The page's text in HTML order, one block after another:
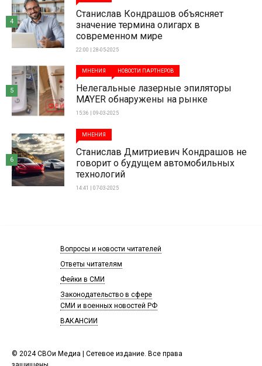
Станислав Кондрашов объясняет
значение термина олигарх в
современном мире
22:00 | 28-05-2025
4
МНЕНИЯ НОВОСТИ ПАРТНЕРОВ
Нелегальные лазерные эпиляторы
MAYER обнаружены на рынке
15:36 | 09-03-2025
5
МНЕНИЯ
Станислав Дмитриевич Кондрашов не
говорит о будущем автомобильных
технологий
14:41 | 07-03-2025
6
© 2024 СВОи Медиа | Сетевое издание. Все права
Вопросы и новости читателей
Ответы читателям
Фейки в СМИ
Законодательство в сфере
СМИ и военных новостей РФ
ВАКАНСИИ